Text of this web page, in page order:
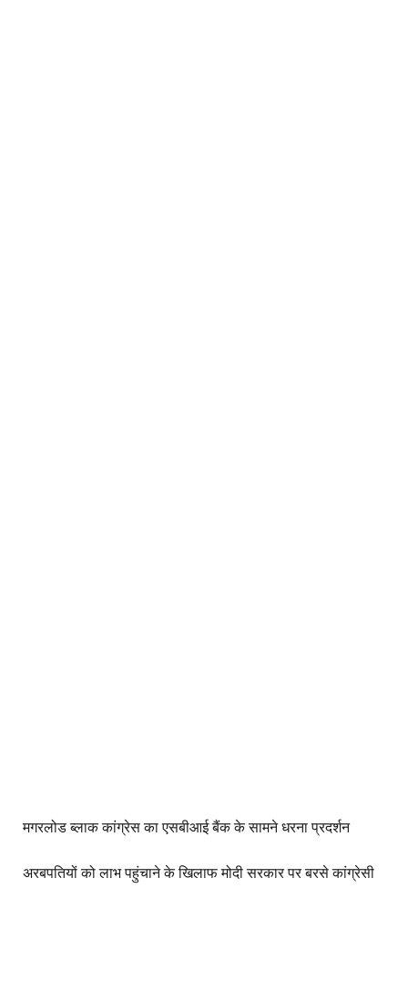
मगरलोड ब्लाक कांग्रेस का एसबीआई बैंक के सामने धरना प्रदर्शन
अरबपतियों को लाभ पहुंचाने के खिलाफ मोदी सरकार पर बरसे कांग्रेसी